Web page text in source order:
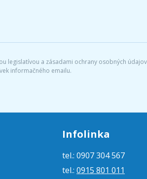
a zásadami ochrany osobných
informačného emailu.
Infolinka
tel.: 0907 304 567
tel.: 0915 801 011